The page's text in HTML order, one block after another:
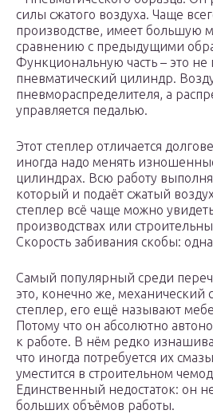
силы сжатого воздуха. Чаще
производстве, имеет большую
сравнению с предыдущими
Функциональную часть – это не
пневматический цилиндр.
пневмораспределителя, а
управляется педалью.
Этот степлер отличается
иногда надо менять
цилиндрах. Всю работу
который и подаёт сжатый
степлер всё чаще можно
производствах или
Скорость забивания скобы:
Самый популярный среди
это, конечно же, механический
степлер, его ещё называют
Потому что он абсолютно
к работе. В нём редко
что иногда потребуется их
уместится в строительном
Единственный недостаток: он
больших объёмов работы.